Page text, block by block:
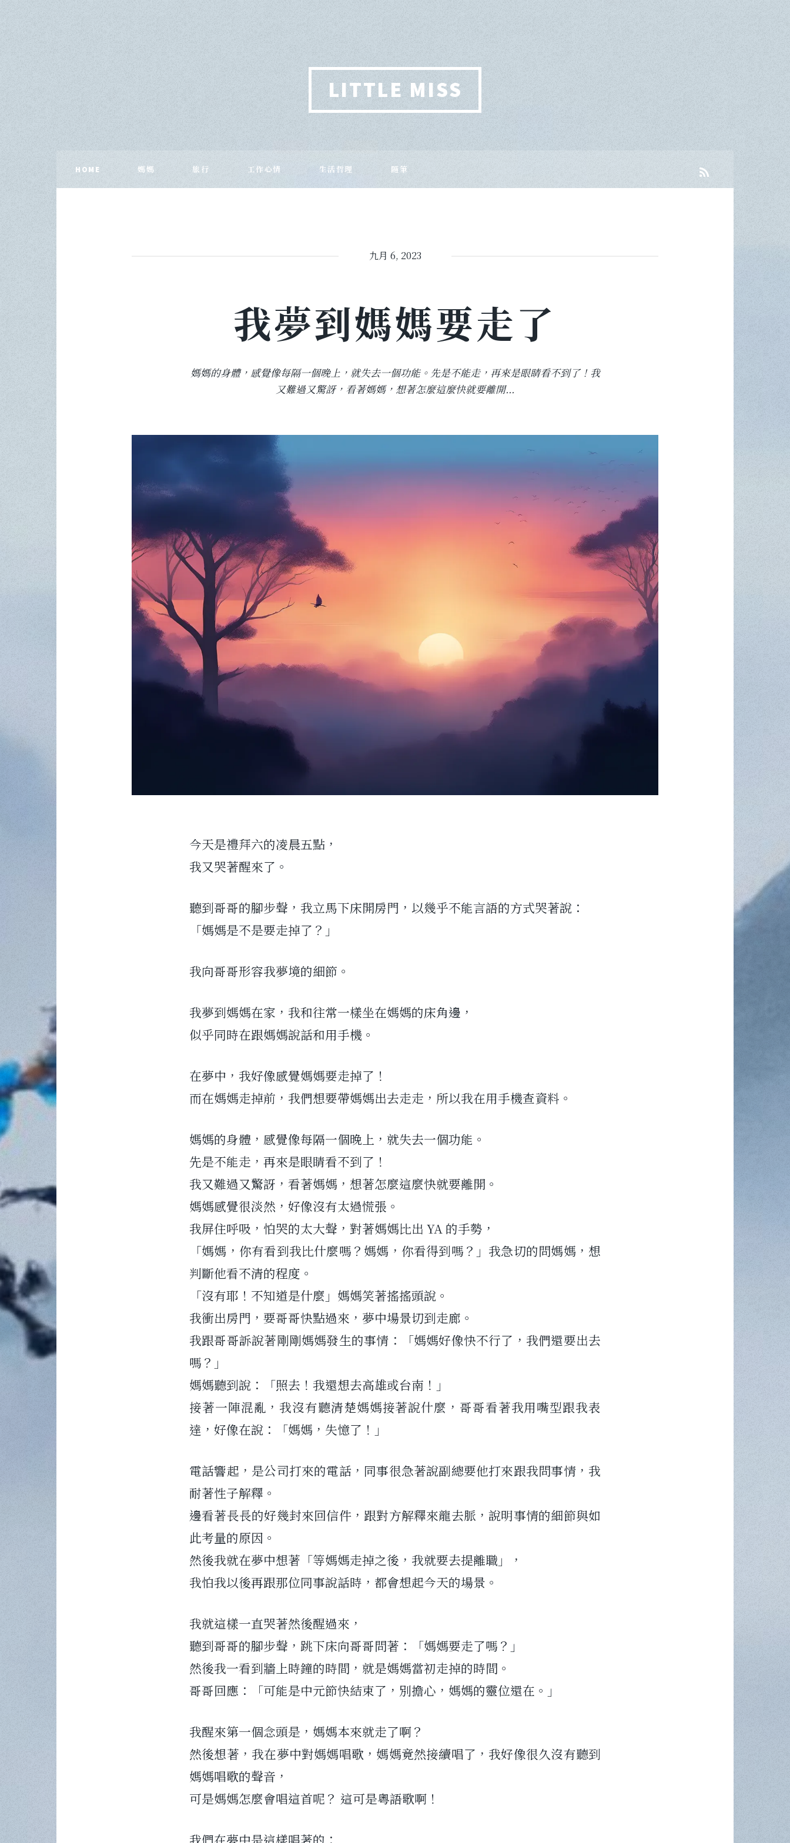
LITTLE MISS
HOME 媽媽 旅行 工作心情 生活哲理 隨筆
九月 6, 2023
我夢到媽媽要走了
媽媽的身體，感覺像每隔一個晚上，就失去一個功能。先是不能走，再來是眼睛看不到了！我
又難過又驚訝，看著媽媽，想著怎麼這麼快就要離開...
今天是禮拜六的凌晨五點，
我又哭著醒來了。
聽到哥哥的腳步聲，我立馬下床開房門，以幾乎不能言語的方式哭著說：
「媽媽是不是要走掉了？」
我向哥哥形容我夢境的細節。
我夢到媽媽在家，我和往常一樣坐在媽媽的床角邊，
似乎同時在跟媽媽說話和用手機。
在夢中，我好像感覺媽媽要走掉了！
而在媽媽走掉前，我們想要帶媽媽出去走走，所以我在用手機查資料。
媽媽的身體，感覺像每隔一個晚上，就失去一個功能。
先是不能走，再來是眼睛看不到了！
我又難過又驚訝，看著媽媽，想著怎麼這麼快就要離開。
媽媽感覺很淡然，好像沒有太過慌張。
我屏住呼吸，怕哭的太大聲，對著媽媽比出 YA 的手勢，
「媽媽，你有看到我比什麼嗎？媽媽，你看得到嗎？」我急切的問媽媽，想
判斷他看不清的程度。
「沒有耶！不知道是什麼」媽媽笑著搖搖頭說。
我衝出房門，要哥哥快點過來，夢中場景切到走廊。
我跟哥哥訴說著剛剛媽媽發生的事情：「媽媽好像快不行了，我們還要出去
嗎？」
媽媽聽到說：「照去！我還想去高雄或台南！」
接著一陣混亂，我沒有聽清楚媽媽接著說什麼，哥哥看著我用嘴型跟我表
達，好像在說：「媽媽，失憶了！」
電話響起，是公司打來的電話，同事很急著說副總要他打來跟我問事情，我
耐著性子解釋。
邊看著長長的好幾封來回信件，跟對方解釋來龍去脈，說明事情的細節與如
此考量的原因。
然後我就在夢中想著「等媽媽走掉之後，我就要去提離職」，
我怕我以後再跟那位同事說話時，都會想起今天的場景。
我就這樣一直哭著然後醒過來，
聽到哥哥的腳步聲，跳下床向哥哥問著：「媽媽要走了嗎？」
然後我一看到牆上時鐘的時間，就是媽媽當初走掉的時間。
哥哥回應：「可能是中元節快結束了，別擔心，媽媽的靈位還在。」
我醒來第一個念頭是，媽媽本來就走了啊？
然後想著，我在夢中對媽媽唱歌，媽媽竟然接續唱了，我好像很久沒有聽到
媽媽唱歌的聲音，
可是媽媽怎麼會唱這首呢？ 這可是粵語歌啊！
我們在夢中是這樣唱著的：